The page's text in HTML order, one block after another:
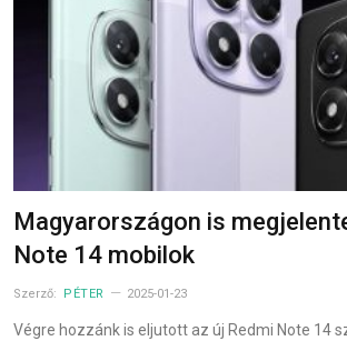
Magyarországon is
Note 14 mobilok
Szerző: PÉTER 2025-01-23
Végre hozzánk is eljutott az új Redmi Note 14